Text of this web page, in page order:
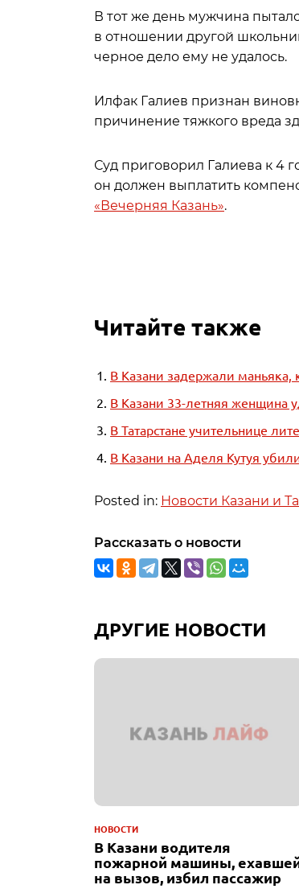
В тот же день мужчина
в отношении другой
черное дело ему не удалось.
Илфак Галиев признан
причинение тяжкого вреда
Суд приговорил Галиева к 4
он должен выплатить
«Вечерняя Казань».
Читайте также
В Казани задержали маньяка,
В Казани 33-летняя женщина
В Татарстане учительнице
В Казани на Аделя Кутуя
Posted in: Новости Казани и
Рассказать о новости
ДРУГИЕ НОВОСТИ
НОВОСТИ
В Казани водителя
пожарной машины,
на вызов, избил пассажир